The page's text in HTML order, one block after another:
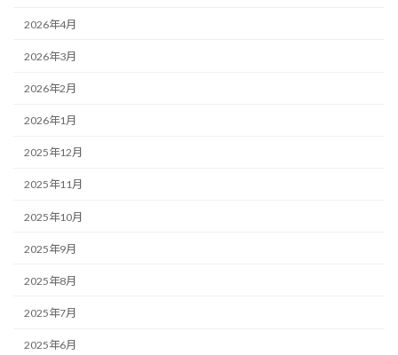
2026年4月
2026年3月
2026年2月
2026年1月
2025年12月
2025年11月
2025年10月
2025年9月
2025年8月
2025年7月
2025年6月